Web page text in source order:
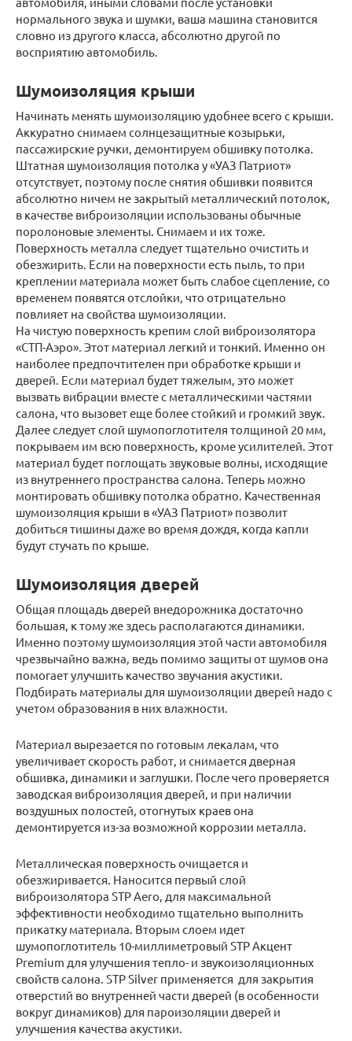
нормального звука и шумки, ваша машина становится
словно из другого класса, абсолютно другой по
восприятию автомобиль.
Шумоизоляция крыши
Начинать менять шумоизоляцию удобнее всего с крыши.
Аккуратно снимаем солнцезащитные козырьки,
пассажирские ручки, демонтируем обшивку потолка.
Штатная шумоизоляция потолка у «УАЗ Патриот»
отсутствует, поэтому после снятия обшивки появится
абсолютно ничем не закрытый металлический потолок,
в качестве виброизоляции использованы обычные
поролоновые элементы. Снимаем и их тоже.
Поверхность металла следует тщательно очистить и
обезжирить. Если на поверхности есть пыль, то при
креплении материала может быть слабое сцепление, со
временем появятся отслойки, что отрицательно
повлияет на свойства шумоизоляции.
На чистую поверхность крепим слой виброизолятора
«СТП-Аэро». Этот материал легкий и тонкий. Именно он
наиболее предпочтителен при обработке крыши и
дверей. Если материал будет тяжелым, это может
вызвать вибрации вместе с металлическими частями
салона, что вызовет еще более стойкий и громкий звук.
Далее следует слой шумопоглотителя толщиной 20 мм,
покрываем им всю поверхность, кроме усилителей. Этот
материал будет поглощать звуковые волны, исходящие
из внутреннего пространства салона. Теперь можно
монтировать обшивку потолка обратно. Качественная
шумоизоляция крыши в «УАЗ Патриот» позволит
добиться тишины даже во время дождя, когда капли
будут стучать по крыше.
Шумоизоляция дверей
Общая площадь дверей внедорожника достаточно
большая, к тому же здесь располагаются динамики.
Именно поэтому шумоизоляция этой части автомобиля
чрезвычайно важна, ведь помимо защиты от шумов она
помогает улучшить качество звучания акустики.
Подбирать материалы для шумоизоляции дверей надо с
учетом образования в них влажности.
Материал вырезается по готовым лекалам, что
увеличивает скорость работ, и снимается дверная
обшивка, динамики и заглушки. После чего проверяется
заводская виброизоляция дверей, и при наличии
воздушных полостей, отогнутых краев она
демонтируется из-за возможной коррозии металла.
Металлическая поверхность очищается и
обезжиривается. Наносится первый слой
виброизолятора STP Aero, для максимальной
эффективности необходимо тщательно выполнить
прикатку материала. Вторым слоем идет
шумопоглотитель 10-миллиметровый STP Акцент
Premium для улучшения тепло- и звукоизоляционных
свойств салона. STP Silver применяется для закрытия
отверстий во внутренней части дверей (в особенности
вокруг динамиков) для пароизоляции дверей и
улучшения качества акустики.